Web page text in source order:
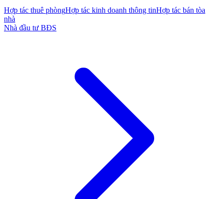
Hợp tác thuê phòngHợp tác kinh doanh thông tinHợp tác bán tòa
nhà
Nhà đầu tư BĐS